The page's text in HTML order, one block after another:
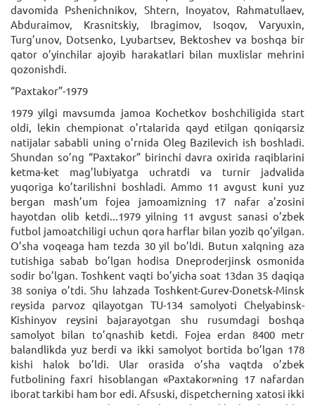
davomida Pshenichnikov, Shtern, Inoyatov, Rahmatullaev,
Abduraimov, Krasnitskiy, Ibragimov, Isoqov, Varyuxin,
Turg’unov, Dotsenko, Lyubartsev, Bektoshev va boshqa bir
qator o’yinchilar ajoyib harakatlari bilan muxlislar mehrini
qozonishdi.
“Paxtakor”-1979
1979 yilgi mavsumda jamoa Kochetkov boshchiligida start
oldi, lekin chempionat o’rtalarida qayd etilgan qoniqarsiz
natijalar sababli uning o’rnida Oleg Bazilevich ish boshladi.
Shundan so’ng “Paxtakor” birinchi davra oxirida raqiblarini
ketma-ket mag’lubiyatga uchratdi va turnir jadvalida
yuqoriga ko’tarilishni boshladi. Ammo 11 avgust kuni yuz
bergan mash’um fojea jamoamizning 17 nafar a’zosini
hayotdan olib ketdi...1979 yilning 11 avgust sanasi o’zbek
futbol jamoatchiligi uchun qora harflar bilan yozib qo’yilgan.
O’sha voqeaga ham tezda 30 yil bo’ldi. Butun xalqning aza
tutishiga sabab bo’lgan hodisa Dneproderjinsk osmonida
sodir bo’lgan. Toshkent vaqti bo’yicha soat 13dan 35 daqiqa
38 soniya o’tdi. Shu lahzada Toshkent-Gurev-Donetsk-Minsk
reysida parvoz qilayotgan TU-134 samolyoti Chelyabinsk-
Kishinyov reysini bajarayotgan shu rusumdagi boshqa
samolyot bilan to’qnashib ketdi. Fojea erdan 8400 metr
balandlikda yuz berdi va ikki samolyot bortida bo’lgan 178
kishi halok bo’ldi. Ular orasida o’sha vaqtda o’zbek
futbolining faxri hisoblangan «Paxtakor»ning 17 nafardan
iborat tarkibi ham bor edi. Afsuski, dispetcherning xatosi ikki